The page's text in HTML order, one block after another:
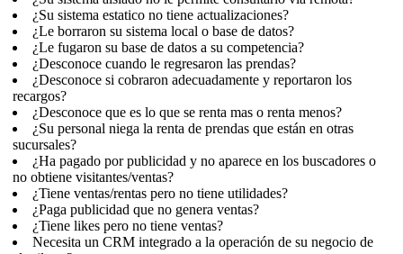
¿Su sistema estatico no tiene actualizaciones?
¿Le borraron su sistema local o base de datos?
¿Le fugaron su base de datos a su competencia?
¿Desconoce cuando le regresaron las prendas?
¿Desconoce si cobraron adecuadamente y reportaron los
recargos?
¿Desconoce que es lo que se renta mas o renta menos?
¿Su personal niega la renta de prendas que están en otras
sucursales?
¿Ha pagado por publicidad y no aparece en los buscadores o
no obtiene visitantes/ventas?
¿Tiene ventas/rentas pero no tiene utilidades?
¿Paga publicidad que no genera ventas?
¿Tiene likes pero no tiene ventas?
Necesita un CRM integrado a la operación de su negocio de